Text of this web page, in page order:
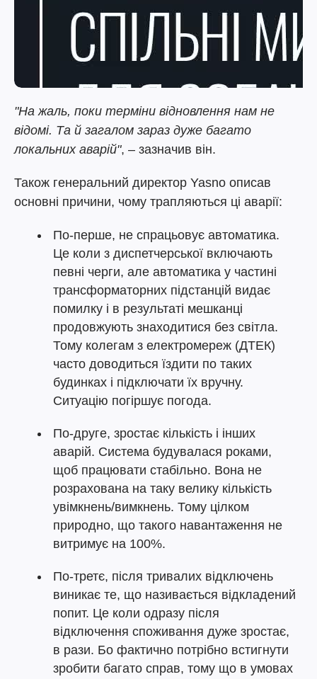
"На жаль, поки терміни відновлення нам не
відомі. Та й загалом зараз дуже багато
локальних аварій", – зазначив він.
Також генеральний директор Yasno описав
основні причини, чому трапляються ці аварії:
По-перше, не спрацьовує автоматика.
Це коли з диспетчерської включають
певні черги, але автоматика у частині
трансформаторних підстанцій видає
помилку і в результаті мешканці
продовжують знаходитися без світла.
Тому колегам з електромереж (ДТЕК)
часто доводиться їздити по таких
будинках і підключати їх вручну.
Ситуацію погіршує погода.
По-друге, зростає кількість і інших
аварій. Система будувалася роками,
щоб працювати стабільно. Вона не
розрахована на таку велику кількість
увімкнень/вимкнень. Тому цілком
природно, що такого навантаження не
витримує на 100%.
По-третє, після тривалих відключень
виникає те, що називається відкладений
попит. Це коли одразу після
відключення споживання дуже зростає,
в рази. Бо фактично потрібно встигнути
зробити багато справ, тому що в умовах